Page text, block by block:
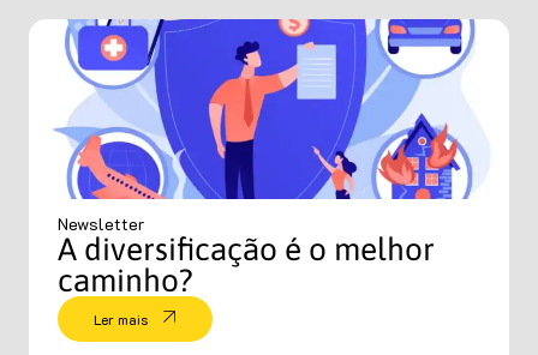
Newsletter
A diversificação é o melhor
caminho?
Ler mais